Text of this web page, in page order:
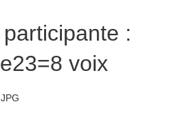
ipante :
voix